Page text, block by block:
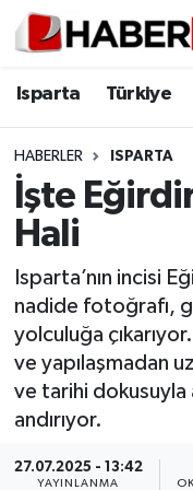
Isparta Türkiye
HABERLER ISPARTA
İşte
Hali
Isparta’nın incisi
nadide fotoğrafı,
yolculuğa
ve yapılaşmadan
ve tarihi dokusuyla
andırıyor.
27.07.2025 - 13:42
YAYINLANMA
Isparta
Esnaf Diyor ki;
ASAYİŞ
BİLİM VE
EĞİTİM
GENEL
Güncel
Isparta
Isparta Trafik
Süper Lig Puan
Tüm Manşetler
Son Dakika
Haber Arşivi